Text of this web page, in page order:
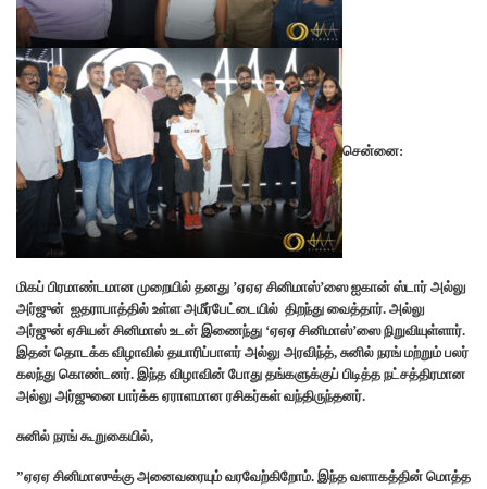
சென்னை:
மிகப் பிரமாண்டமான முறையில் தனது ’ஏஏஏ சினிமாஸ்’ஸை ஐகான் ஸ்டார் அல்லு
அர்ஜுன் ஐதராபாத்தில் உள்ள அமீர்பேட்டையில் திறந்து வைத்தார். அல்லு
அர்ஜுன் ஏசியன் சினிமாஸ் உடன் இணைந்து ‘ஏஏஏ சினிமாஸ்’ஸை நிறுவியுள்ளார்.
இதன் தொடக்க விழாவில் தயாரிப்பாளர் அல்லு அரவிந்த், சுனில் நரங் மற்றும் பலர்
கலந்து கொண்டனர். இந்த விழாவின் போது தங்களுக்குப் பிடித்த நட்சத்திரமான
அல்லு அர்ஜுனை பார்க்க ஏராளமான ரசிகர்கள் வந்திருந்தனர்.
சுனில் நரங் கூறுகையில்,
”ஏஏஏ சினிமாஸுக்கு அனைவரையும் வரவேற்கிறோம். இந்த வளாகத்தின் மொத்த